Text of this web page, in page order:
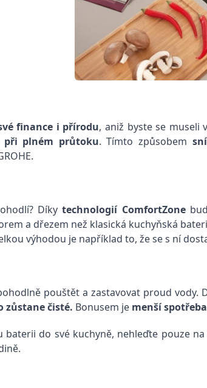
finance i přírodu, aniž byste se museli
při plném průtoku. Tímto způsobem
Díkytechnologií ComfortZone
a dřezem než klasická kuchyňská
výhodou je například to, že se s ní
pouštět a zastavovat proud
zůstane čisté. Bonusem je menší
baterii do své kuchyně, nehleďte pouze